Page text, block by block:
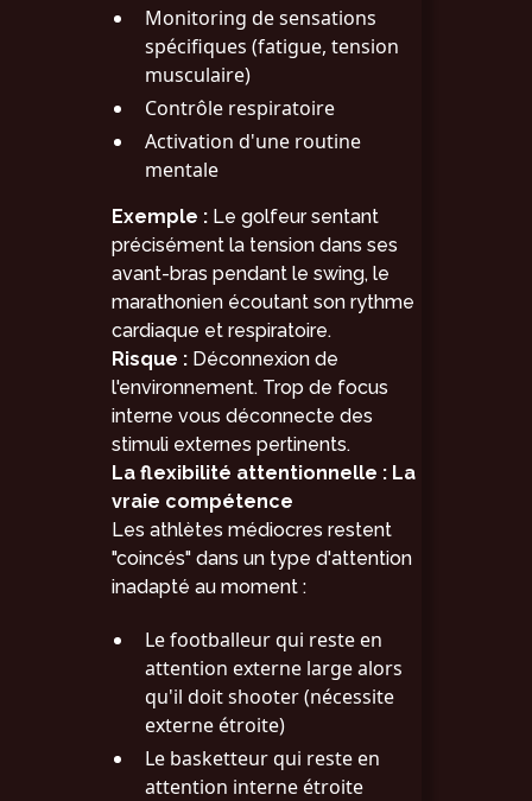
Monitoring de sensations
spécifiques (fatigue, tension
musculaire)
Contrôle respiratoire
Activation d'une routine
mentale
Exemple :Le golfeur sentant
précisément la tension dans ses
avant-bras pendant le swing, le
marathonien écoutant son rythme
cardiaque et respiratoire.
Risque :Déconnexion de
l'environnement. Trop de focus
interne vous déconnecte des
stimuli externes pertinents.
La flexibilité attentionnelle : La
vraie compétence
Les athlètes médiocres restent
"coincés" dans un type d'attention
inadapté au moment :
Le footballeur qui reste en
attention externe large alors
qu'il doit shooter (nécessite
externe étroite)
Le basketteur qui reste en
attention interne étroite